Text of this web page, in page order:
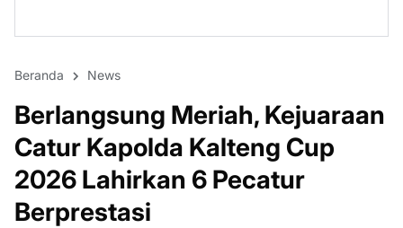
Beranda News
Berlangsung Meriah, Kejuaraan
Catur Kapolda Kalteng Cup
2026 Lahirkan 6 Pecatur
Berprestasi